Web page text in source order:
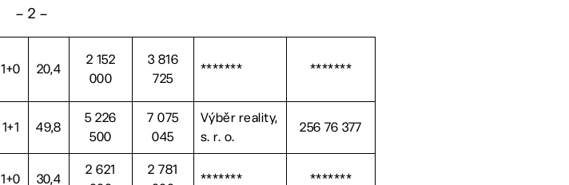
– 2 –
1+0 20,4
2 152
000
3 816
725
******* *******
1+1 49,8
5 226
500
7 075
045
Výběr reality,
s. r. o.
256 76 377
1+0 30,4
2 621
2 781
******* *******